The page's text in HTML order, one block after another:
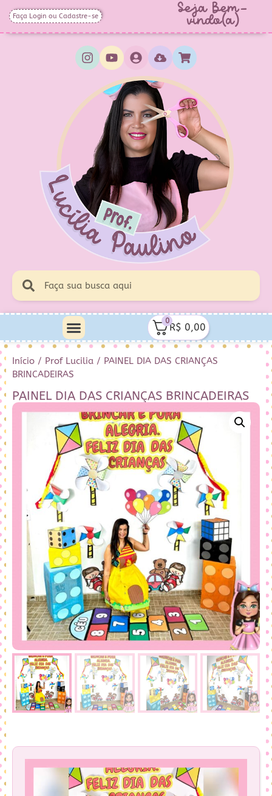
Faça Login ou Cadastre-se Seja Bem-
vindo(a)
0
R$ 0,00
Início / Prof Lucilia / PAINEL DIA DAS CRIANÇAS
BRINCADEIRAS
PAINEL DIA DAS CRIANÇAS BRINCADEIRAS
Tocador